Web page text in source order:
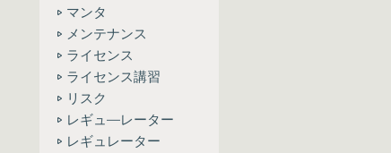
マンタ
メンテナンス
ライセンス
ライセンス講習
リスク
レギュ―レーター
レギュレーター